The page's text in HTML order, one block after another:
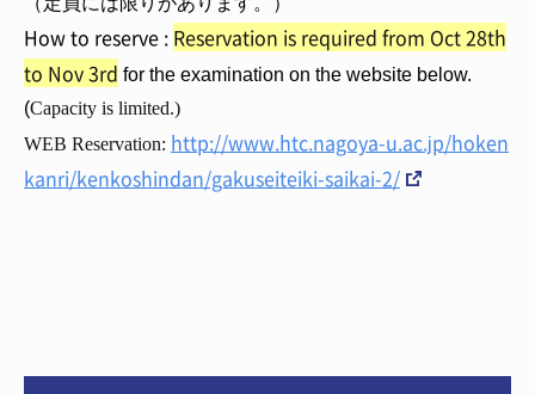
How to reserve : Reservation is required from Oct 28th
to Nov 3rd for the examination on the website below.
(Capacity is limited.)
WEB Reservation: http://www.htc.nagoya-u.ac.jp/hoken
kanri/kenkoshindan/gakuseiteiki-saikai-2/